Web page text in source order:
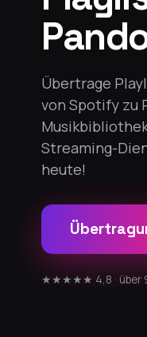
Übertrage
von Spotify zu
Streaming-
heute!
★★★★★ 4,8 · über